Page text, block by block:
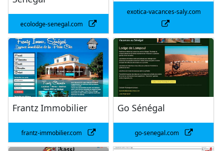
ecolodge-senegal.com
exotica-vacances-saly.com
Frantz Immobilier
frantz-immobilier.com
Go Sénégal
go-senegal.com